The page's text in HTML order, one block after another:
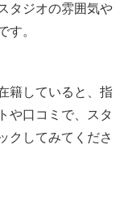
タジオの雰囲気や
す。
籍していると、指
や口コミで、スタ
クしてみてくださ